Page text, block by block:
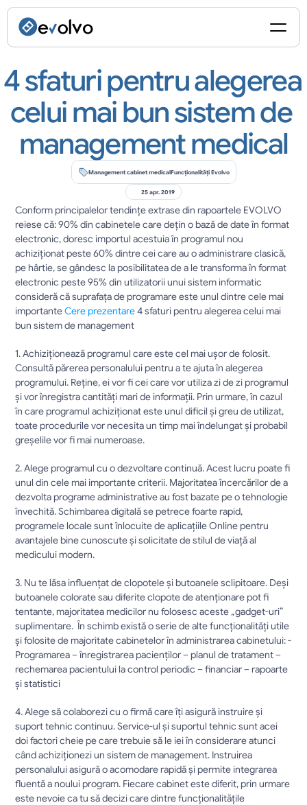
4 sfaturi pentru alegerea
celui mai bun sistem de
management medical
Management cabinet medicalFuncționalități Evolvo
25 apr. 2019
Conform principalelor tendințe extrase din rapoartele EVOLVO
reiese că: 90% din cabinetele care deţin o bază de date în format
electronic, doresc importul acestuia în programul nou
achiziţionat peste 60% dintre cei care au o administrare clasică,
pe hârtie, se gândesc la posibilitatea de a le transforma în format
electronic peste 95% din utilizatorii unui sistem informatic
consideră că suprafaţa de programare este unul dintre cele mai
importante Cere prezentare 4 sfaturi pentru alegerea celui mai
bun sistem de management
1. Achiziţionează programul care este cel mai uşor de folosit.
Consultă părerea personalului pentru a te ajuta în alegerea
programului. Reţine, ei vor fi cei care vor utiliza zi de zi programul
şi vor înregistra cantităţi mari de informaţii. Prin urmare, în cazul
în care programul achiziţionat este unul dificil şi greu de utilizat,
toate procedurile vor necesita un timp mai îndelungat şi probabil
greşelile vor fi mai numeroase.
2. Alege programul cu o dezvoltare continuă. Acest lucru poate fi
unul din cele mai importante criterii. Majoritatea încercărilor de a
dezvolta programe administrative au fost bazate pe o tehnologie
învechită. Schimbarea digitală se petrece foarte rapid,
programele locale sunt înlocuite de aplicaţiile Online pentru
avantajele bine cunoscute şi solicitate de stilul de viaţă al
medicului modern.
3. Nu te lăsa influenţat de clopotele şi butoanele sclipitoare. Deşi
butoanele colorate sau diferite clopote de atenţionare pot fi
tentante, majoritatea medicilor nu folosesc aceste „gadget-uri”
suplimentare.  În schimb există o serie de alte funcţionalităţi utile
şi folosite de majoritate cabinetelor în administrarea cabinetului: -
Programarea – înregistrarea pacienţilor – planul de tratament –
rechemarea pacientului la control periodic – financiar – rapoarte
4. Alege să colaborezi cu o firmă care îţi asigură instruire și
suport tehnic continuu. Service-ul şi suportul tehnic sunt acei
doi factori cheie pe care trebuie să le iei în considerare atunci
când achiziţionezi un sistem de management. Instruirea
personalului asigură o acomodare rapidă şi permite integrarea
fluentă a noului program. Fiecare cabinet este diferit, prin urmare
este nevoie ca tu să decizi care dintre funcţionalităţile